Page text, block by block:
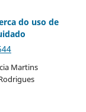
do uso de
Martins